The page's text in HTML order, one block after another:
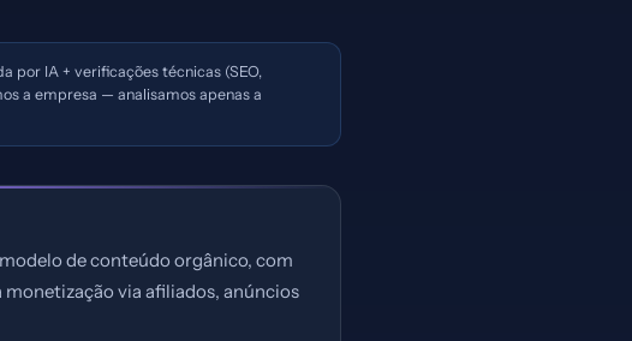
por IA + verificações técnicas (SEO,
a empresa — analisamos apenas a
de conteúdo orgânico, com
via afiliados, anúncios